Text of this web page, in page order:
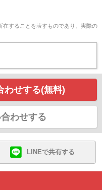
することを表すものであり、実際の
わせする(無料)
わせする
LINEで共有する